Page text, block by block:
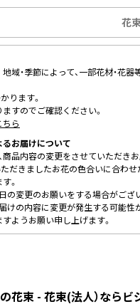
花
域・季節によって、一部花材・花
ります。
すのでご確認ください。
ら
お届けについて
商品内容の変更をさせていただき
だきましたお花の色合いに合わ
。
の変更のお願いをする場合がござ
けの内容に変更が発生する可能性
ようお願い申し上げます。
花束 - 花束(法人）ならビ